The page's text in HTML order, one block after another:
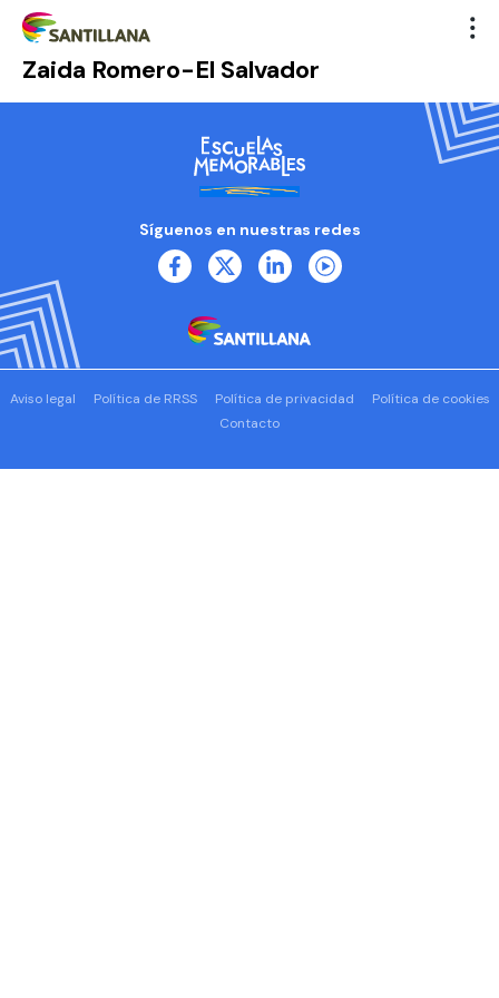
Zaida Romero-El Salvador
Síguenos en nuestras redes
Aviso legal Política de RRSS Política de privacidad
Política de cookies
Contacto